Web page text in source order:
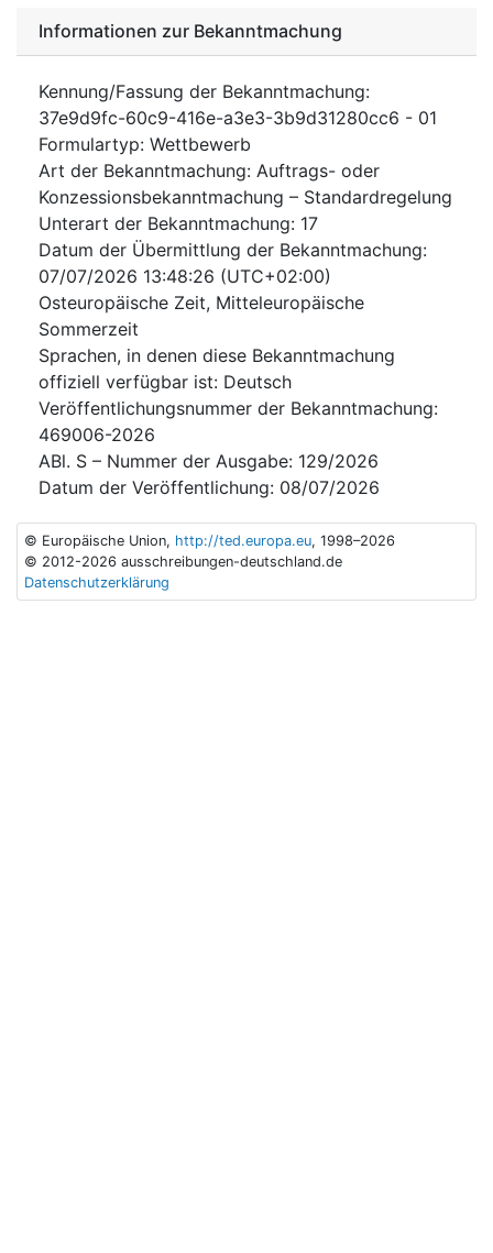
Informationen zur Bekanntmachung
Kennung/Fassung der Bekanntmachung:
37e9d9fc-60c9-416e-a3e3-3b9d31280cc6 - 01
Formulartyp: Wettbewerb
Art der Bekanntmachung: Auftrags- oder
Konzessionsbekanntmachung – Standardregelung
Unterart der Bekanntmachung: 17
Datum der Übermittlung der Bekanntmachung:
07/07/2026 13:48:26 (UTC+02:00)
Osteuropäische Zeit, Mitteleuropäische
Sommerzeit
Sprachen, in denen diese Bekanntmachung
offiziell verfügbar ist: Deutsch
Veröffentlichungsnummer der Bekanntmachung:
469006-2026
ABl. S – Nummer der Ausgabe: 129/2026
Datum der Veröffentlichung: 08/07/2026
© Europäische Union, http://ted.europa.eu, 1998–2026
© 2012-2026 ausschreibungen-deutschland.de
Datenschutzerklärung